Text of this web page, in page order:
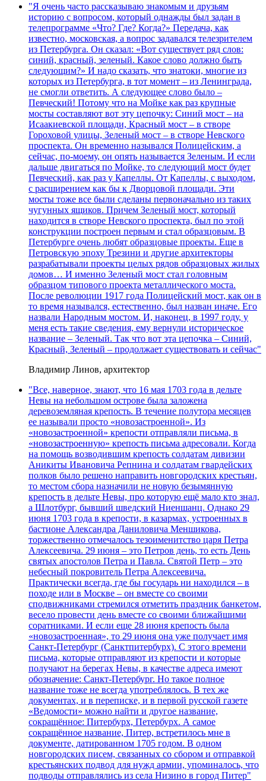
"Я очень часто рассказываю знакомым и друзьям
историю с вопросом, который однажды был задан в
телепрограмме «Что? Где? Когда?» Передача, как
известно, московская, а вопрос задавался телезрителем
из Петербурга. Он сказал: «Вот существует ряд слов:
синий, красный, зеленый. Какое слово должно быть
следующим?» И надо сказать, что знатоки, многие из
которых из Петербурга, в тот момент – из Ленинграда,
не смогли ответить. А следующее слово было –
Певческий! Потому что на Мойке как раз крупные
мосты составляют вот эту цепочку: Синий мост – на
Исаакиевской площади, Красный мост – в створе
Гороховой улицы, Зеленый мост – в створе Невского
проспекта. Он временно назывался Полицейским, а
сейчас, по-моему, он опять называется Зеленым. И если
дальше двигаться по Мойке, то следующий мост будет
Певческий, как раз у Капеллы. От Капеллы, с выходом,
с расширением как бы к Дворцовой площади. Эти
мосты тоже все были сделаны первоначально из таких
чугунных ящиков. Причем Зеленый мост, который
находится в створе Невского проспекта, был по этой
конструкции построен первым и стал образцовым. В
Петербурге очень любят образцовые проекты. Еще в
Петровскую эпоху Трезини и другие архитекторы
разрабатывали проекты целых рядов образцовых жилых
домов… И именно Зеленый мост стал головным
образцом типового проекта металлического моста.
После революции 1917 года Полицейский мост, как он в
то время назывался, естественно, был назван иначе. Его
назвали Народным мостом. И, наконец, в 1997 году, у
меня есть такие сведения, ему вернули историческое
название – Зеленый. Так что вот эта цепочка – Синий,
Красный, Зеленый – продолжает существовать и сейчас"
Владимир Линов, архитектор
"Все, наверное, знают, что 16 мая 1703 года в дельте
Невы на небольшом острове была заложена
деревоземляная крепость. В течение полутора месяцев
ее называли просто «новозастроенной». Из
«новозастроенной» крепости отправляли письма, в
«новозастроенную» крепость письма адресовали. Когда
на помощь возводившим крепость солдатам дивизии
Аникиты Ивановича Репнина и солдатам гвардейских
полков было решено направить новгородских крестьян,
то местом сбора назначили не новую безымянную
крепость в дельте Невы, про которую ещё мало кто знал,
а Шлотбург, бывший шведский Ниеншанц. Однако 29
июня 1703 года в крепости, в казармах, устроенных в
бастионе Александра Даниловича Меншикова,
торжественно отмечалось тезоименитство царя Петра
Алексеевича. 29 июня – это Петров день, то есть День
святых апостолов Петра и Павла. Святой Петр – это
небесный покровитель Петра Алексеевича.
Практически всегда, где бы государь ни находился – в
походе или в Москве – он вместе со своими
сподвижниками стремился отметить праздник банкетом,
весело провести день вместе со своими ближайшими
соратниками. И если еще 28 июня крепость была
«новозастроенная», то 29 июня она уже получает имя
Санкт-Петербург (Санктпитербурх). С этого времени
письма, которые отправляют из крепости и которые
получают на берегах Невы, в качестве адреса имеют
обозначение: Санкт-Петербург. Но такое полное
название тоже не всегда употреблялось. В тех же
документах, и в переписке, и в первой русской газете
«Ведомости» можно найти и другое название,
сокращённое: Питербурх, Петербурх. А самое
сокращённое название, Питер, встретилось мне в
документе, датированном 1705 годом. В одном
новгородских писем, связанных со сбором и отправкой
крестьянских подвод для нужд армии, упоминалось, что
подводы отправлялись из села Низино в город Питер"